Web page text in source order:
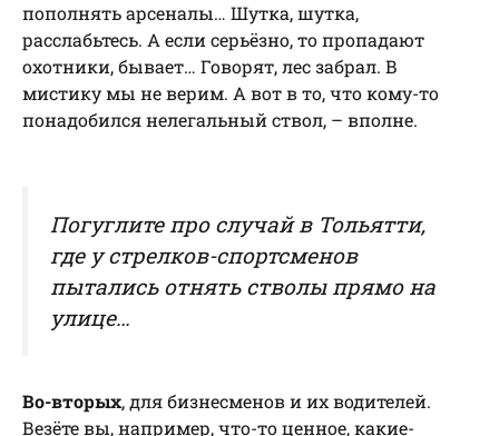
пополнять арсеналы… Шутка, шутка,
расслабьтесь. А если серьёзно, то пропадают
охотники, бывает… Говорят, лес забрал. В
мистику мы не верим. А вот в то, что кому-то
понадобился нелегальный ствол, – вполне.
Погуглите про случай в Тольятти,
где у стрелков-спортсменов
пытались отнять стволы прямо на
улице…
Во-вторых, для бизнесменов и их водителей.
Везёте вы, например, что-то ценное, какие-